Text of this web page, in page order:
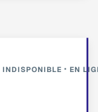
INDISPONIBLE EN